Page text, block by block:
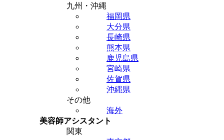
九州・沖縄
福岡県
大分県
長崎県
熊本県
鹿児島県
宮崎県
佐賀県
沖縄県
その他
海外
美容師アシスタント
関東